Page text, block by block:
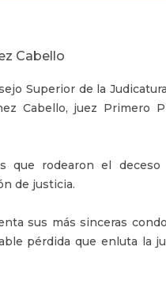
Cabello
Superior de la
Cabello, juez Primero
que rodearon el deceso
de justicia.
sus más sinceras
pérdida que enluta la